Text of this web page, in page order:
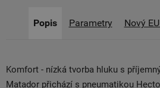
Popis Parametry Nový
Komfort - nízká tvorba hluku s
Matador přichází s pneumatikou